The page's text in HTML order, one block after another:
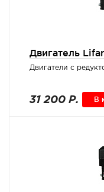
Двигатель
Двигатели с
31 200 Р. В